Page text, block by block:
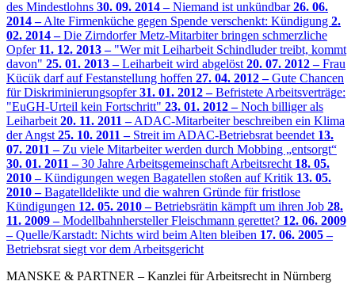
des Mindestlohns 30. 09. 2014 –Niemand ist unkündbar26. 06.
2014 –Alte Firmenküche gegen Spende verschenkt: Kündigung 2.
02. 2014 –Die Zirndorfer Metz-Mitarbiter bringen schmerzliche
Opfer 11. 12. 2013 –"Wer mit Leiharbeit Schindluder treibt, kommt
davon" 25. 01. 2013 –Leiharbeit wird abgelöst 20. 07. 2012 –Frau
Kücük darf auf Festanstellung hoffen 27. 04. 2012 –Gute Chancen
für Diskriminierungsopfer31. 01. 2012 –Befristete Arbeitsverträge:
"EuGH-Urteil kein Fortschritt" 23. 01. 2012 –Noch billiger als
Leiharbeit 20. 11. 2011 –ADAC-Mitarbeiter beschreiben ein Klima
der Angst 25. 10. 2011 –Streit im ADAC-Betriebsrat beendet 13.
07. 2011 –Zu viele Mitarbeiter werden durch Mobbing „entsorgt“
30. 01. 2011 –30 Jahre Arbeitsgemeinschaft Arbeitsrecht 18. 05.
2010 –Kündigungen wegen Bagatellen stoßen auf Kritik 13. 05.
2010 –Bagatelldelikte und die wahren Gründe für fristlose
Kündigungen 12. 05. 2010 –Betriebsrätin kämpft um ihren Job 28.
11. 2009 –Modellbahnhersteller Fleischmann gerettet? 12. 06. 2009
–Quelle/Karstadt: Nichts wird beim Alten bleiben 17. 06. 2005 –
Betriebsrat siegt vor dem Arbeitsgericht
MANSKE & PARTNER – Kanzlei für Arbeitsrecht in Nürnberg